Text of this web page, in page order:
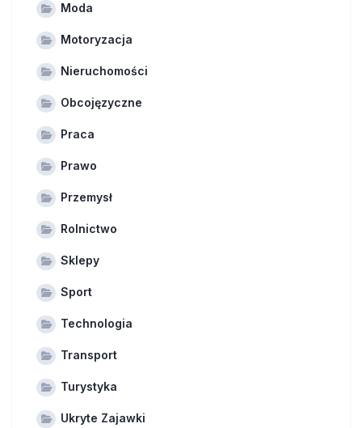
Moda
Motoryzacja
Nieruchomości
Obcojęzyczne
Praca
Prawo
Przemysł
Rolnictwo
Sklepy
Sport
Technologia
Transport
Turystyka
Ukryte Zajawki